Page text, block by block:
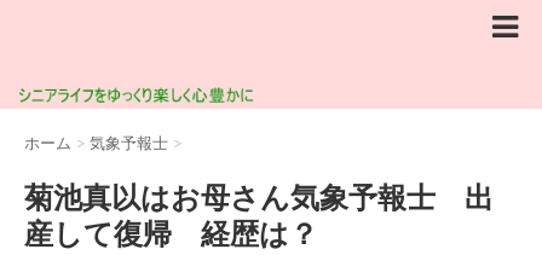
ホーム > 気象予報士 >
菊池真以はお母さん気象予報士 出
産して復帰 経歴は？